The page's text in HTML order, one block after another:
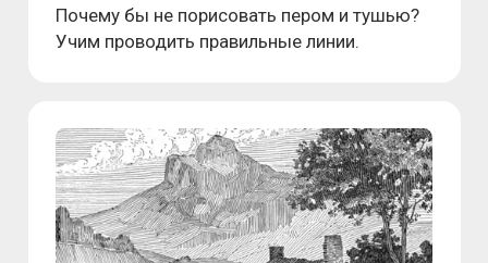
Почему бы не порисовать пером и тушью?
Учим проводить правильные линии.